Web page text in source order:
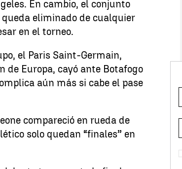
En cambio, el conjunto
eliminado de cualquier
en el torneo.
el Paris Saint-Germain,
de Europa, cayó ante Botafogo
aún más si cabe el pase
compareció en rueda de
solo quedan “finales” en